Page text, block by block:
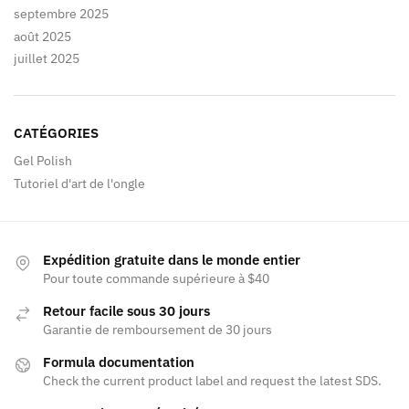
septembre 2025
août 2025
juillet 2025
CATÉGORIES
Gel Polish
Tutoriel d'art de l'ongle
Expédition gratuite dans le monde entier
Pour toute commande supérieure à $40
Retour facile sous 30 jours
Garantie de remboursement de 30 jours
Formula documentation
Check the current product label and request the latest SDS.